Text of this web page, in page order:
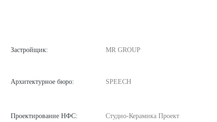
Застройщик: MR GROUP
Архитектурное бюро: SPEECH
Проектирование НФС: Студио-Керамика Проект